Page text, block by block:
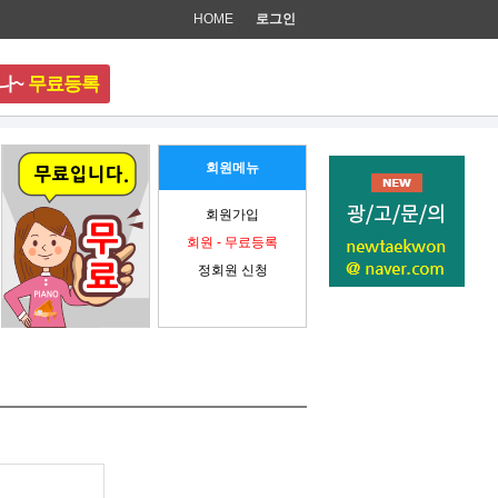
로그인
HOME
~ 무료등록
회원메뉴
회원가입
회원 - 무료등록
정회원 신청